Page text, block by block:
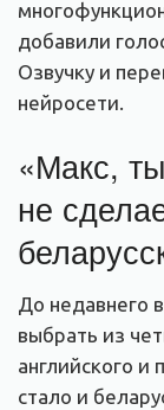
добавили
Озвучку и
нейросети.
«Макс,
не
До недавнего
выбрать из
английского и
стало и